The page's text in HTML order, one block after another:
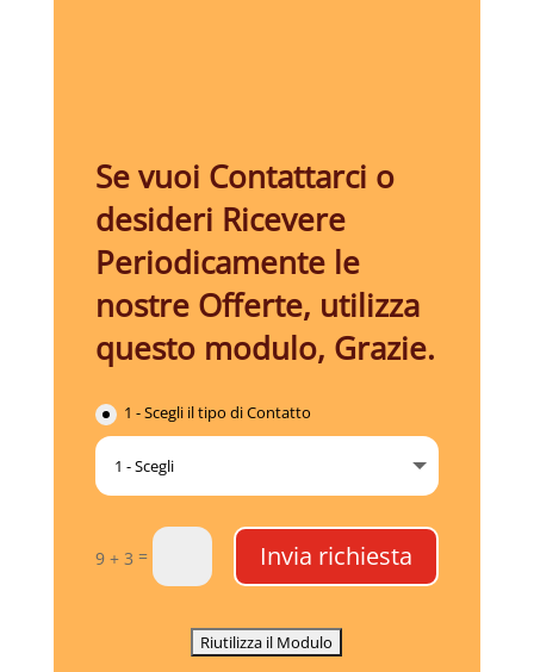
Se vuoi Contattarci o
desideri Ricevere
Periodicamente le
nostre Offerte, utilizza
questo modulo, Grazie.
1 - Scegli il tipo di Contatto
9 + 3 = Invia richiesta